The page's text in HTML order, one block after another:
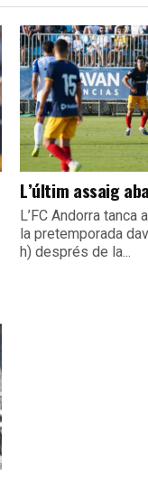
L’últim assaig
L’FC Andorra
la pretemporada
h) després de la...